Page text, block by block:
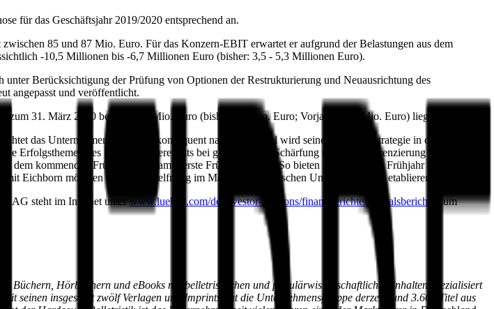
für das Geschäftsjahr 2019/2020 entsprechend an.
85 und 87 Mio. Euro. Für das Konzern-EBIT erwartet er aufgrund der Belastungen aus dem
-10,5 Millionen bis -6,7 Millionen Euro (bisher: 3,5 - 5,3 Millionen Euro).
Berücksichtigung der Prüfung von Optionen der Restrukturierung und Neuausrichtung des
angepasst und veröffentlicht.
zum 31. März 2020 bei rund 10 Mio. Euro (bisher: 15 Mio. Euro; Vorjahr: 17,8 Mio. Euro) liegen sollte.
das Unternehmen den Blick konsequent nach vorne und wird seine Programmstrategie in den
Erfolgsthemen des Marktes andererseits bei gleichzeitiger Schärfung und Ausdifferenzierung unserer
dem kommenden Frühjahrsprogramm erste Früchte zeitigt. "So bieten wir ab diesem Frühjahr unter Lübbe
Eichborn möchten wir uns mittelfristig im Markt der literarischen Unterhaltung fest etablieren."
AG steht im Internet unterwww.luebbe.com/de/investor-relations/finanzberichte/quartalsberichte
zum
Büchern, Hörbüchern und eBooks mit belletristischen und populärwissenschaftlichen Inhalten spezialisiert
seinen insgesamt zwölf Verlagen und Imprints hat die Unternehmensgruppe derzeit rund 3.600 Titel aus